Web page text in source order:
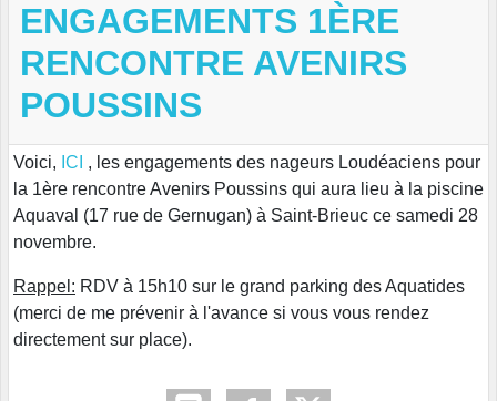
ENGAGEMENTS 1ÈRE
RENCONTRE AVENIRS
POUSSINS
Voici, ICI , les engagements des nageurs Loudéaciens pour
la 1ère rencontre Avenirs Poussins qui aura lieu à la piscine
Aquaval (17 rue de Gernugan) à Saint-Brieuc ce samedi 28
novembre.
Rappel: RDV à 15h10 sur le grand parking des Aquatides
(merci de me prévenir à l'avance si vous vous rendez
directement sur place).